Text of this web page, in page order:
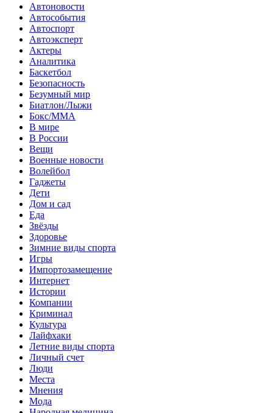
Автоновости
Автособытия
Автоспорт
Автоэксперт
Актеры
Аналитика
Баскетбол
Безопасность
Безумный мир
Биатлон/Лыжи
Бокс/MMA
В мире
В России
Вещи
Военные новости
Волейбол
Гаджеты
Дети
Дом и сад
Еда
Звёзды
Здоровье
Зимние виды спорта
Игры
Импортозамещение
Интернет
Истории
Компании
Криминал
Культура
Лайфхаки
Летние виды спорта
Личный счет
Люди
Места
Мнения
Мода